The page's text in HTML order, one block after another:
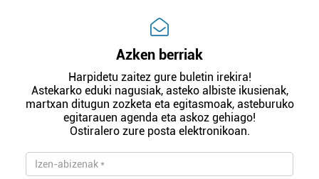
Azken berriak
Harpidetu zaitez gure buletin irekira!
Astekarko eduki nagusiak, asteko albiste ikusienak,
martxan ditugun zozketa eta egitasmoak, asteburuko
egitarauen agenda eta askoz gehiago!
Ostiralero zure posta elektronikoan.